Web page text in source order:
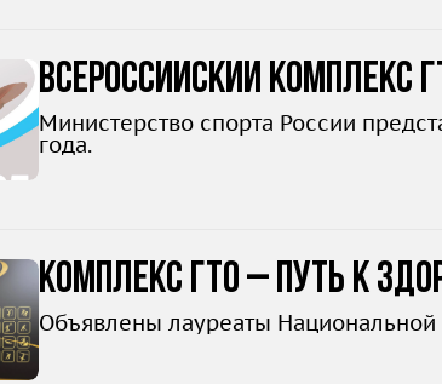
Всероссийский комплекс
Министерство спорта России
года.
Комплекс ГТО – путь к
Объявлены лауреаты